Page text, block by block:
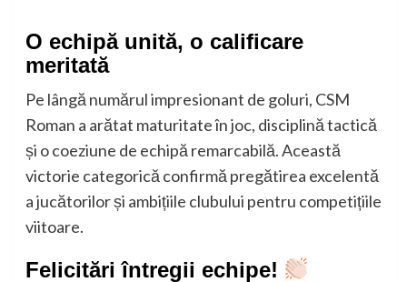
O echipă unită, o calificare
meritată
Pe lângă numărul impresionant de goluri, CSM
Roman a arătat maturitate în joc, disciplină tactică
și o coeziune de echipă remarcabilă. Această
victorie categorică confirmă pregătirea excelentă
a jucătorilor și ambițiile clubului pentru competițiile
viitoare.
Felicitări întregii echipe!